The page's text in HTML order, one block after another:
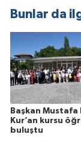
Bunlar da
Başkan Mustafa
Kur’an kursu
buluştu